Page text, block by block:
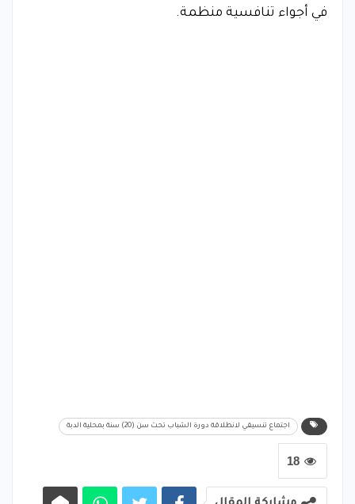
في أجواء تنافسية منظمة.
اجتماع تنسيقي لانطلاقة دورة الشباب تحت سن (20) سنة بمحلية الدبة
18